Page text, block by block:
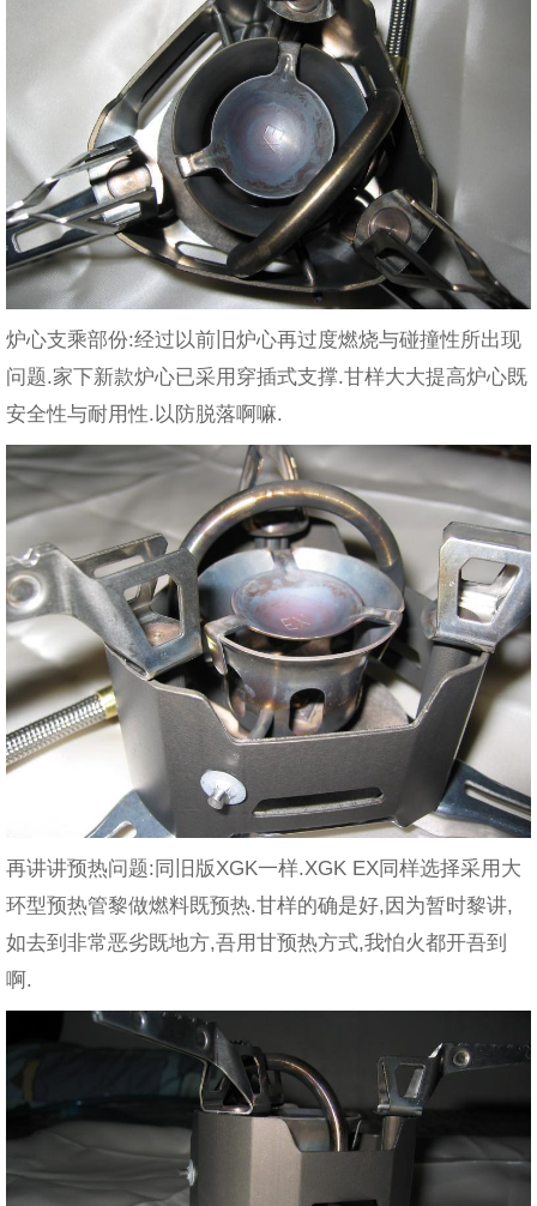
炉心支乘部份:经过以前旧炉心再过度燃烧与碰撞性所出现
问题.家下新款炉心已采用穿插式支撑.甘样大大提高炉心既
安全性与耐用性.以防脱落啊嘛.
再讲讲预热问题:同旧版XGK一样.XGK EX同样选择采用大
环型预热管黎做燃料既预热.甘样的确是好,因为暂时黎讲,
如去到非常恶劣既地方,吾用甘预热方式,我怕火都开吾到
啊.